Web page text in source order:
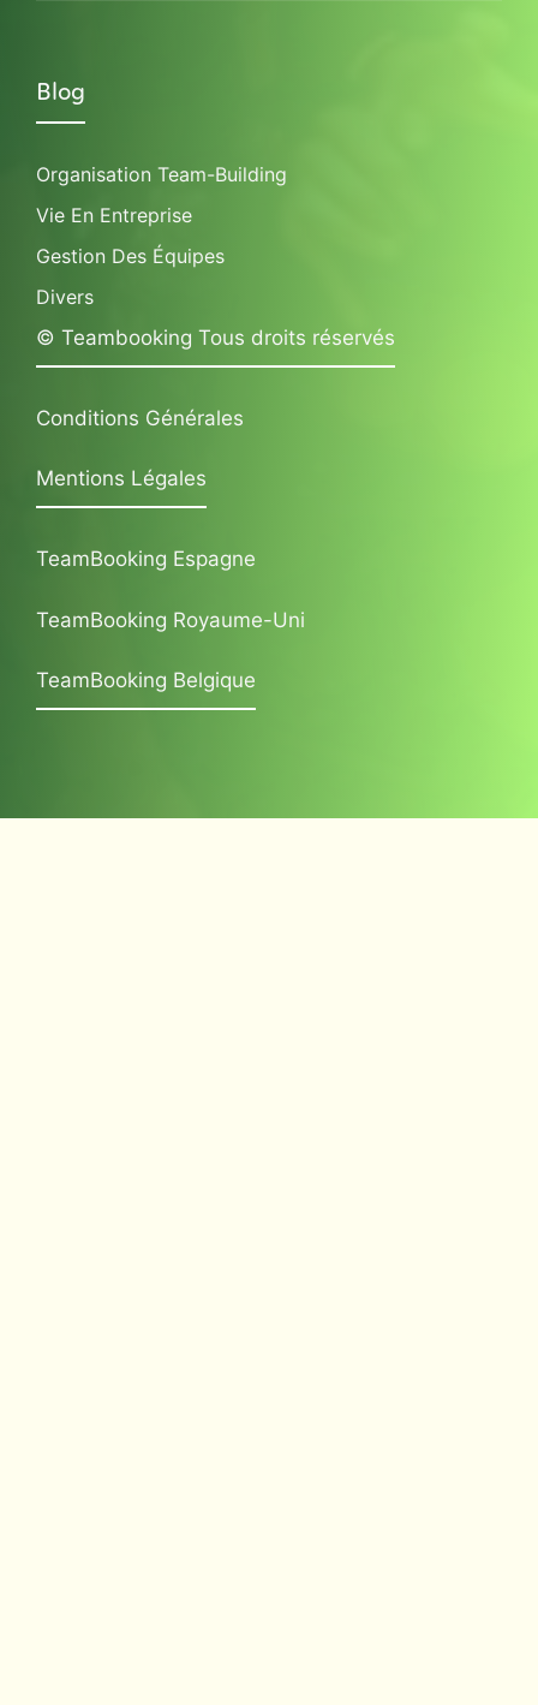
Blog
Organisation Team-Building
Vie En Entreprise
Gestion Des Équipes
Divers
© Teambooking Tous droits réservés
Conditions Générales
Mentions Légales
TeamBooking Espagne
TeamBooking Royaume-Uni
TeamBooking Belgique